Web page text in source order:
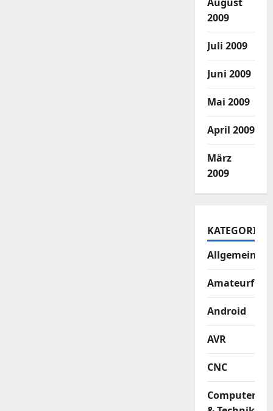
2009
Juli 2009
Juni 2009
Mai 2009
April 2009
März
2009
KATEGORIEN
Allgemein
Amateurfunk
Android
AVR
CNC
Computer